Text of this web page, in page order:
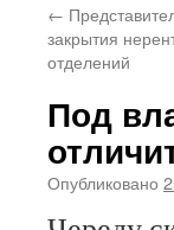
←
закрытия
отделений
Под
Опубликовано